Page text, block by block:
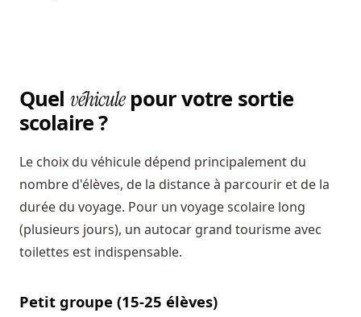
Quel véhiculepour votre sortie
scolaire ?
Le choix du véhicule dépend principalement du
nombre d'élèves, de la distance à parcourir et de la
durée du voyage. Pour un voyage scolaire long
(plusieurs jours), un autocar grand tourisme avec
toilettes est indispensable.
Petit groupe (15-25 élèves)